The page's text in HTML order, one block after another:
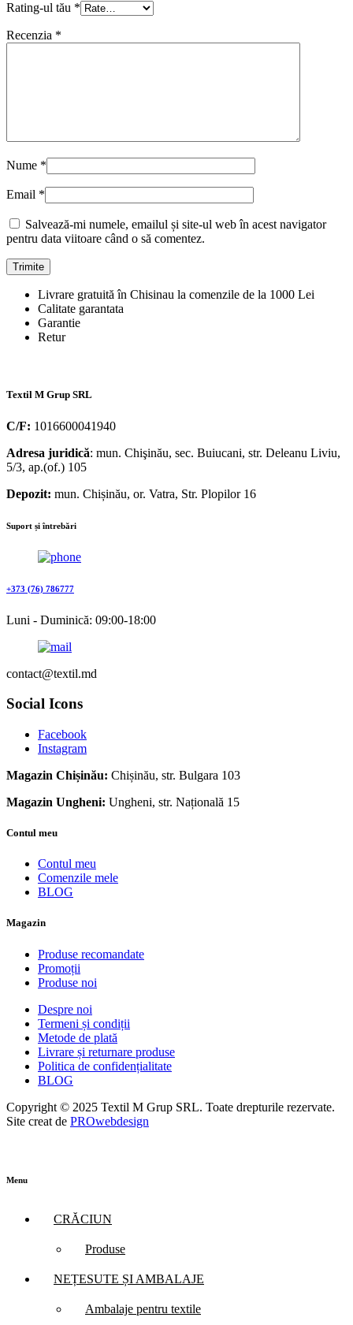
Rating-ul tău *
Recenzia *
Nume *
Email *
Salvează-mi numele, emailul și site-ul web în acest navigator
pentru data viitoare când o să comentez.
Livrare gratuită în Chisinau la comenzile de la 1000 Lei
Calitate garantata
Garantie
Retur
Textil M Grup SRL
C/F: 1016600041940
Adresa juridică: mun. Chişinău, sec. Buiucani, str. Deleanu Liviu,
5/3, ap.(of.) 105
Depozit: mun. Chișinău, or. Vatra, Str. Plopilor 16
Suport și întrebări
+373 (76) 786777
Luni - Duminică: 09:00-18:00
contact@textil.md
Social Icons
Facebook
Instagram
Magazin Chișinău: Chișinău, str. Bulgara 103
Magazin Ungheni: Ungheni, str. Națională 15
Contul meu
Contul meu
Comenzile mele
BLOG
Magazin
Produse recomandate
Promoții
Produse noi
Despre noi
Termeni și condiții
Metode de plată
Livrare și returnare produse
Politica de confidențialitate
BLOG
Copyright © 2025 Textil M Grup SRL. Toate drepturile rezervate.
Site creat de PROwebdesign
Menu
CRĂCIUN
Produse
NEȚESUTE ȘI AMBALAJE
Ambalaje pentru textile